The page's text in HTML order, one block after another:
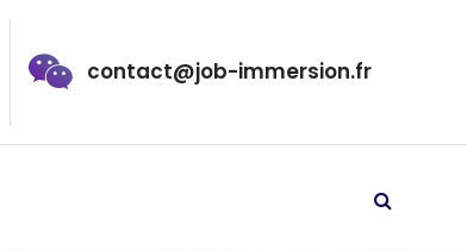
contact@job-immersion.fr